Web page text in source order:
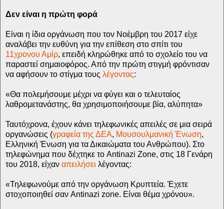
Δεν είναι η πρώτη φορά
Είναι η ίδια οργάνωση που τον Νοέμβρη του 2017 είχε
αναλάβει την ευθύνη για την επίθεση στο σπίτι του
11χρονου Αμίρ, επειδή κληρώθηκε από το σχολείο του να
παραστεί σημαιοφόρος. Από την πρώτη στιγμή φρόντισαν
να αφήσουν το στίγμα τους λέγοντας:
«Θα πολεμήσουμε μέχρι να φύγει και ο τελευταίος
λαθρομετανάστης, θα χρησιμοποιήσουμε βία, αλύπητα»
Ταυτόχρονα, έχουν κάνει τηλεφωνικές απειλές σε μια σειρά
οργανώσεις (γραφεία της ΔΕΑ, Μουσουλμανική Ένωση,
Ελληνική Ένωση για τα Δικαιώματα του Ανθρώπου). Στο
τηλεφώνημα που δέχτηκε το Antinazi Zone, στις 18 Γενάρη
του 2018, είχαν απειλήσει λέγοντας:
«Τηλεφωνούμε από την οργάνωση Κρυπτεία. Έχετε
στοχοποιηθεί σαν Antinazi zone. Είναι θέμα χρόνου».